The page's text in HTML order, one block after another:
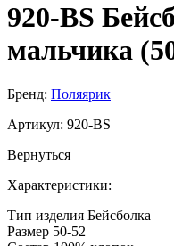
920-BS
мальчика
Бренд: Поляярик
Артикул: 920-BS
Вернуться
Характеристики:
Тип изделия Бейсболка
Размер 50-52